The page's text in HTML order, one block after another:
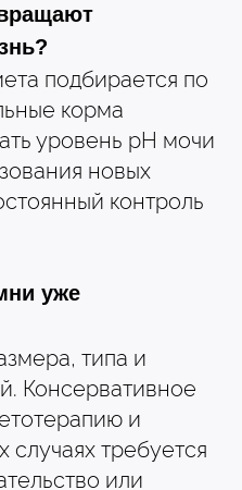
подбирается по
корма
уровень pH мочи
новых
контроль
уже
типа и
Консервативное
и
случаях требуется
или
и
помощи